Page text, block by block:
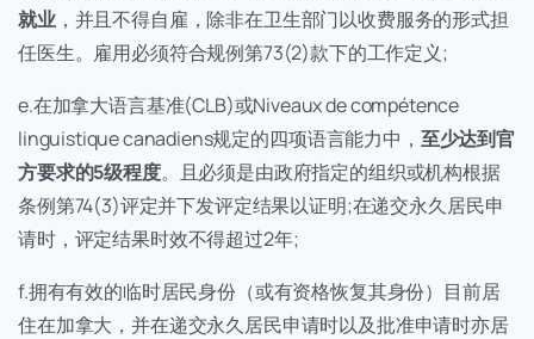
就业，并且不得自雇，除非在卫生部门以收费服务的形式担
任医生。雇用必须符合规例第73(2)款下的工作定义;
e.在加拿大语言基准(CLB)或Niveaux de compétence
linguistique canadiens规定的四项语言能力中， 至少达到官
方要求的5级程度。且必须是由政府指定的组织或机构根据
条例第74(3)评定并下发评定结果以证明;在递交永久居民申
请时，评定结果时效不得超过2年;
f.拥有有效的临时居民身份（或有资格恢复其身份）目前居
住在加拿大，并在递交永久居民申请时以及批准申请时亦居